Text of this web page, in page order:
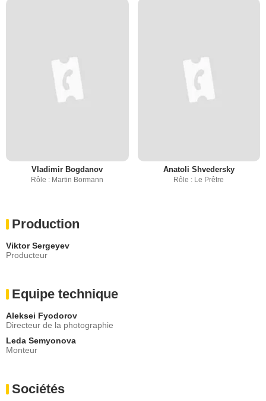
Vladimir Bogdanov
Rôle : Martin Bormann
Anatoli Shvedersky
Rôle : Le Prêtre
Production
Viktor Sergeyev
Producteur
Equipe technique
Aleksei Fyodorov
Directeur de la photographie
Leda Semyonova
Monteur
Sociétés